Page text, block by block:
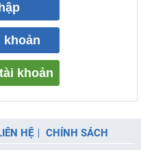
khoản
khoản
HỆ CHÍNH SÁCH